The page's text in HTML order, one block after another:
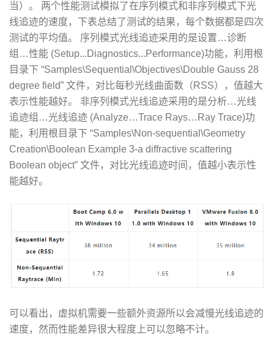
当）。 两个性能测试模拟了在序列模式和非序列模式下光
线追迹的速度，下表总结了测试的结果，每个数据都是四次
测试的平均值。 序列模式光线追迹采用的是设置…诊断
组…性能 (Setup...Diagnostics...Performance)功能，利用根
目录下 “Samples\Sequential\Objectives\Double Gauss 28
degree field” 文件，对比每秒光线曲面数（RSS），值越大
表示性能越好。 非序列模式光线追迹采用的是分析…光线
追迹组…光线追迹 (Analyze…Trace Rays…Ray Trace)功
能，利用根目录下 “Samples\Non-sequential\Geometry
Creation\Boolean Example 3-a diffractive scattering
Boolean object” 文件，对比光线追迹时间，值越小表示性
能越好。
可以看出，虚拟机需要一些额外资源所以会减慢光线追迹的
速度，然而性能差异很大程度上可以忽略不计。